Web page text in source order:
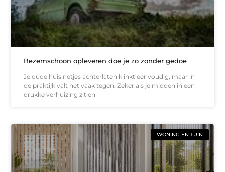
Bezemschoon opleveren doe je zo zonder gedoe
Je oude huis netjes achterlaten klinkt eenvoudig, maar in
de praktijk valt het vaak tegen. Zeker als je midden in een
drukke verhuizing zit en
WONING EN TUIN